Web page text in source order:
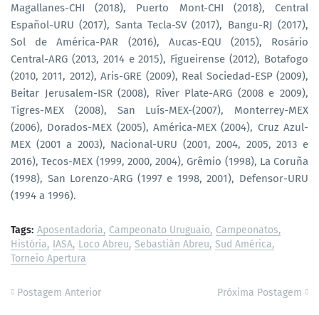
Magallanes-CHI (2018), Puerto Mont-CHI (2018), Central
Español-URU (2017), Santa Tecla-SV (2017), Bangu-RJ (2017),
Sol de América-PAR (2016), Aucas-EQU (2015), Rosário
Central-ARG (2013, 2014 e 2015), Figueirense (2012), Botafogo
(2010, 2011, 2012), Aris-GRE (2009), Real Sociedad-ESP (2009),
Beitar Jerusalem-ISR (2008), River Plate-ARG (2008 e 2009),
Tigres-MEX (2008), San Luís-MEX-(2007), Monterrey-MEX
(2006), Dorados-MEX (2005), América-MEX (2004), Cruz Azul-
MEX (2001 a 2003), Nacional-URU (2001, 2004, 2005, 2013 e
2016), Tecos-MEX (1999, 2000, 2004), Grêmio (1998), La Coruña
(1998), San Lorenzo-ARG (1997 e 1998, 2001), Defensor-URU
(1994 a 1996).
Tags: Aposentadoria Campeonato Uruguaio Campeonatos
História IASA Loco Abreu Sebastián Abreu Sud América
Torneio Apertura
Postagem Anterior Próxima Postagem